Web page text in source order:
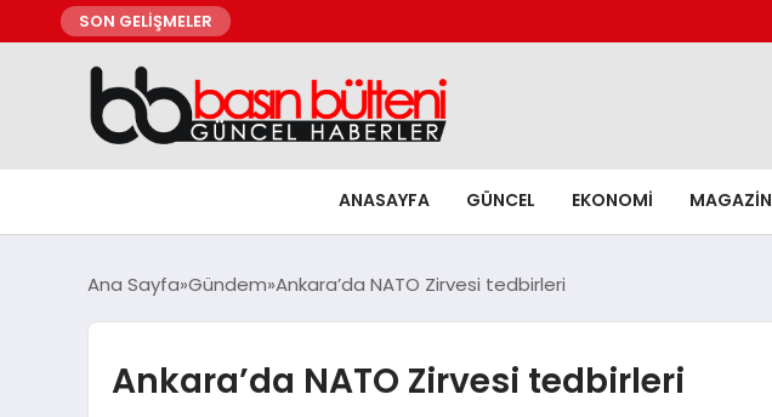
SON GELİŞMELER
ANASAYFA GÜNCEL EKONOMI MAGAZIN
Ana Sayfa Gündem Ankara’da NATO Zirvesi tedbirleri
Ankara’da NATO Zirvesi tedbirleri